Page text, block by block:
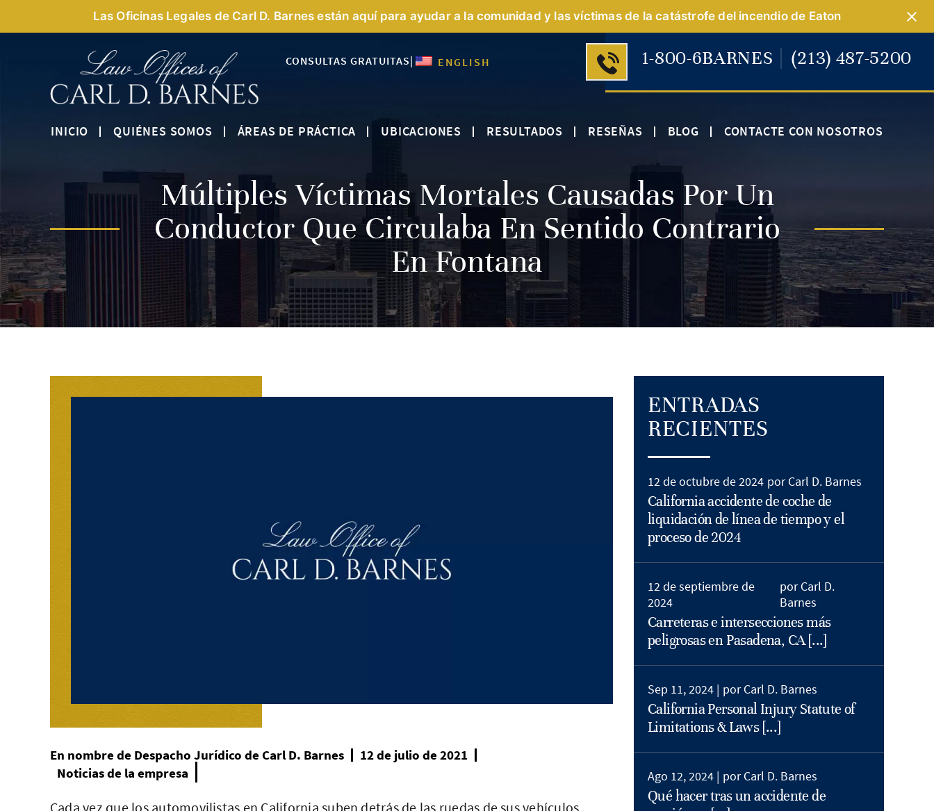
Las Oficinas Legales de Carl D. Barnes están aquí para ayudar a la comunidad y las víctimas de la catástrofe del incendio de Eaton
CONSULTAS GRATUITAS| ENGLISH 1-800-6BARNES (213) 487-5200
INICIO QUIÉNES SOMOS ÁREAS DE PRÁCTICA UBICACIONES RESULTADOS RESEÑAS BLOG CONTACTE CON NOSOTROS
Múltiples Víctimas Mortales Causadas Por Un
Conductor Que Circulaba En Sentido Contrario
En Fontana
En nombre de Despacho Jurídico de Carl D. Barnes
12 de julio de 2021
Noticias de la empresa
Cada vez que los automovilistas en California suben detrás de las ruedas de sus vehículos,
ENTRADAS
RECIENTES
12 de octubre de 2024 por Carl D. Barnes
California accidente de coche de
liquidación de línea de tiempo y el
proceso de 2024
12 de septiembre de
2024
por Carl D.
Barnes
Carreteras e intersecciones más
peligrosas en Pasadena, CA [...]
Sep 11, 2024 | por Carl D. Barnes
California Personal Injury Statute of
Limitations & Laws [...]
Ago 12, 2024 | por Carl D. Barnes
Qué hacer tras un accidente de